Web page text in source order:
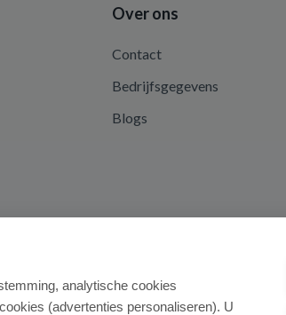
Over ons
Contact
Bedrijfsgegevens
Blogs
analytische cookies
(advertenties personaliseren). U